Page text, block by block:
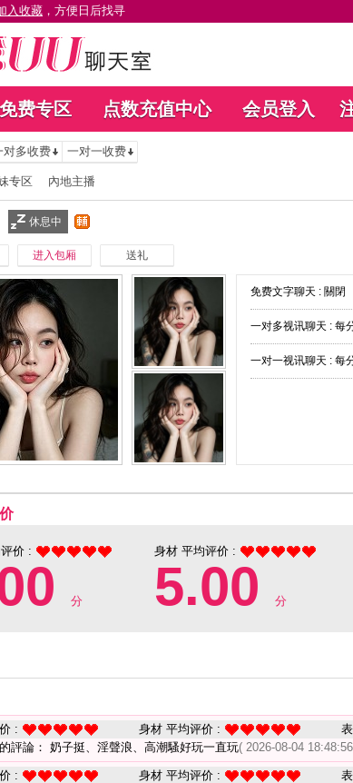
入收藏 ，方便日后找寻
免费专区 点数充值中心 会员登入
对多收费 一对一收费
专区 內地主播
休息中
进入包厢 送礼
免费文字聊天 : 關閉
一对多视讯聊天 : 每
一对一视讯聊天 : 每
价 :
分
身材 平均评价 :
5.00 分
: 身材 平均评价 :
的評論： 奶子挺、淫聲浪、高潮騷好玩一直玩( 2026-08-04
: 身材 平均评价 :